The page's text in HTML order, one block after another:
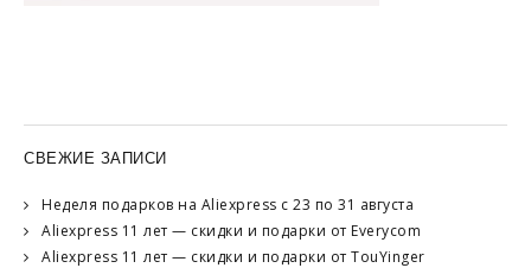
СВЕЖИЕ ЗАПИСИ
Неделя подарков на Aliexpress с 23 по 31 августа
Aliexpress 11 лет — скидки и подарки от Everycom
Aliexpress 11 лет — скидки и подарки от TouYinger